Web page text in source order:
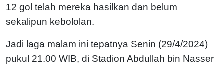
12 gol telah mereka hasilkan dan belum
sekalipun kebololan.
Jadi laga malam ini tepatnya Senin (29/4/2024)
pukul 21.00 WIB, di Stadion Abdullah bin Nasser